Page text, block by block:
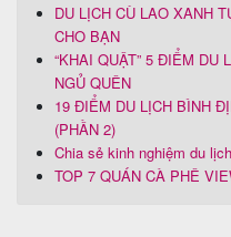
DU LỊCH CÙ LAO XANH
CHO BẠN
“KHAI QUẬT” 5 ĐIỂM DU
NGỦ QUÊN
19 ĐIỂM DU LỊCH BÌNH
(PHẦN 2)
Chia sẻ kinh nghiệm du
TOP 7 QUÁN CÀ PHÊ